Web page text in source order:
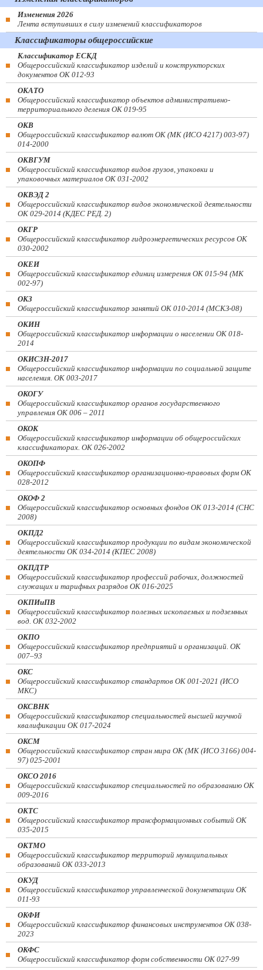
Изменения 2026
Лента вступивших в силу изменений классификаторов
Классификаторы общероссийские
Классификатор ЕСКД
Общероссийский классификатор изделий и конструкторских
документов ОК 012-93
ОКАТО
Общероссийский классификатор объектов административно-
территориального деления ОК 019-95
ОКВ
Общероссийский классификатор валют ОК (МК (ИСО 4217) 003-97)
014-2000
ОКВГУМ
Общероссийский классификатор видов грузов, упаковки и
упаковочных материалов ОК 031-2002
ОКВЭД 2
Общероссийский классификатор видов экономической деятельности
ОК 029-2014 (КДЕС РЕД. 2)
ОКГР
Общероссийский классификатор гидроэнергетических ресурсов ОК
030-2002
ОКЕИ
Общероссийский классификатор единиц измерения ОК 015-94 (МК
002-97)
ОКЗ
Общероссийский классификатор занятий ОК 010-2014 (МСКЗ-08)
ОКИН
Общероссийский классификатор информации о населении ОК 018-
2014
ОКИСЗН-2017
Общероссийский классификатор информации по социальной защите
населения. ОК 003-2017
ОКОГУ
Общероссийский классификатор органов государственного
управления ОК 006 – 2011
ОКОК
Общероссийский классификатор информации об общероссийских
классификаторах. ОК 026-2002
ОКОПФ
Общероссийский классификатор организационно-правовых форм ОК
028-2012
ОКОФ 2
Общероссийский классификатор основных фондов ОК 013-2014 (СНС
2008)
ОКПД2
Общероссийский классификатор продукции по видам экономической
деятельности ОК 034-2014 (КПЕС 2008)
ОКПДТР
Общероссийский классификатор профессий рабочих, должностей
служащих и тарифных разрядов ОК 016-2025
ОКПИиПВ
Общероссийский классификатор полезных ископаемых и подземных
вод. ОК 032-2002
ОКПО
Общероссийский классификатор предприятий и организаций. ОК
007–93
ОКС
Общероссийский классификатор стандартов ОК 001-2021 (ИСО
МКС)
ОКСВНК
Общероссийский классификатор специальностей высшей научной
квалификации ОК 017-2024
ОКСМ
Общероссийский классификатор стран мира ОК (МК (ИСО 3166) 004-
97) 025-2001
ОКСО 2016
Общероссийский классификатор специальностей по образованию ОК
009-2016
ОКТС
Общероссийский классификатор трансформационных событий ОК
035-2015
ОКТМО
Общероссийский классификатор территорий муниципальных
образований ОК 033-2013
ОКУД
Общероссийский классификатор управленческой документации ОК
011-93
ОКФИ
Общероссийский классификатор финансовых инструментов OK 038-
2023
ОКФС
Общероссийский классификатор форм собственности ОК 027-99